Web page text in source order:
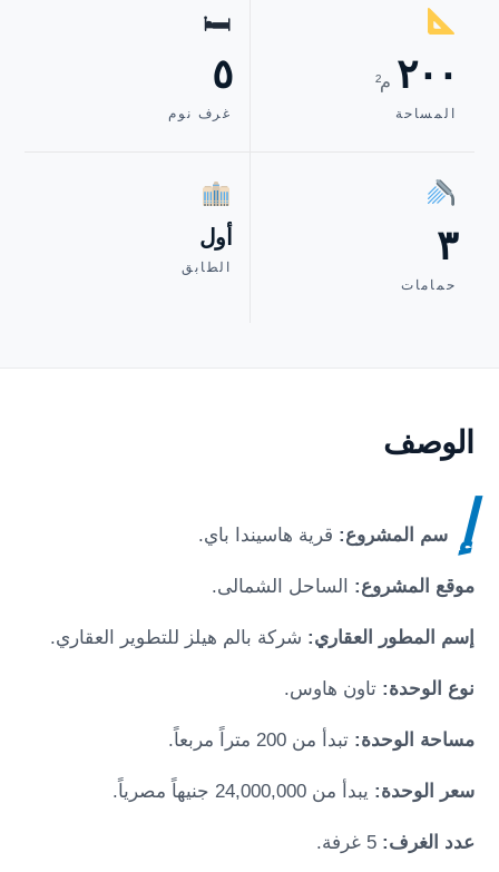
٢٠٠ م²
المساحة
🛏
٥
غرف نوم
٣
حمامات
أول
الطابق
الوصف
إ سم المشروع: قرية هاسيندا باي.
موقع المشروع: الساحل الشمالى.
إسم المطور العقاري: شركة بالم هيلز للتطوير العقاري.
نوع الوحدة: تاون هاوس.
مساحة الوحدة:تبدأ من 200 متراً مربعاً.
سعر الوحدة: يبدأ من 24,000,000 جنيهاً مصرياً.
عدد الغرف: 5 غرفة.